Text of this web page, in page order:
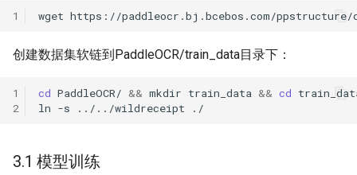
1 wget https://paddleocr.bj.bcebos.com/
创建数据集软链到PaddleOCR/train_data目录下：
1
2
cd PaddleOCR/ && mkdir train_data && cd
ln -s ../../wildreceipt
3.1 模型训练